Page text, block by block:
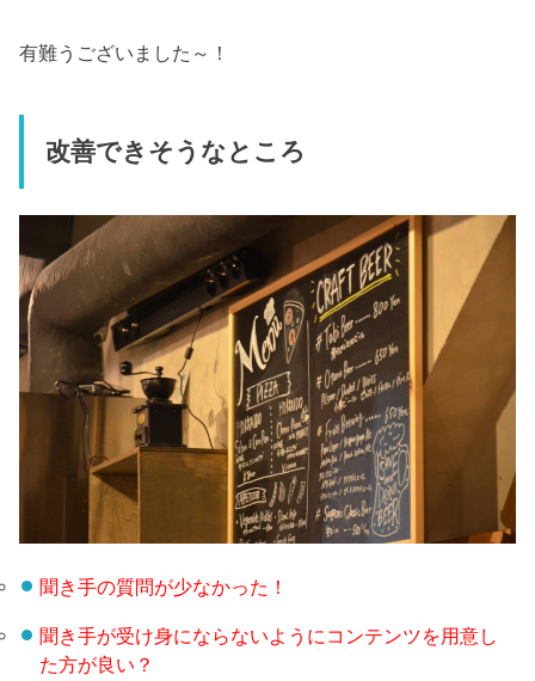
有難うございました～！
改善できそうなところ
聞き手の質問が少なかった！
聞き手が受け身にならないようにコンテンツを用意し
た方が良い？